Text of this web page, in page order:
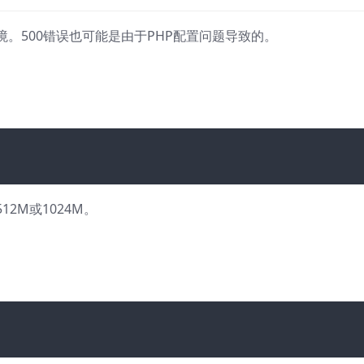
500错误也可能是由于PHP配置问题导致的。
或1024M。